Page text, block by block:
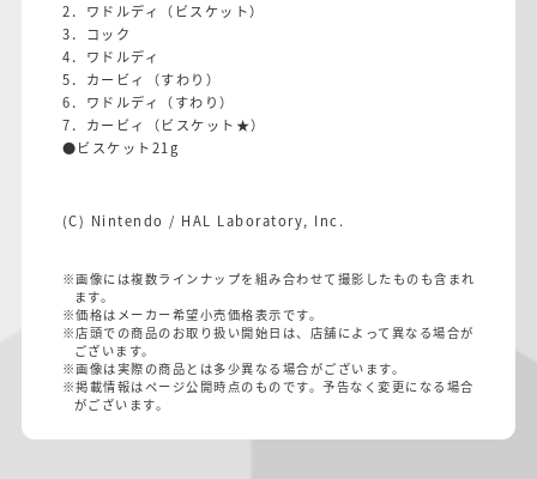
2．ワドルディ（ビスケット）
3．コック
4．ワドルディ
5．カービィ（すわり）
6．ワドルディ（すわり）
7．カービィ（ビスケット★）
●ビスケット21g
(C) Nintendo / HAL Laboratory, Inc.
※画像には複数ラインナップを組み合わせて撮影したものも含まれ
ます。
※価格はメーカー希望小売価格表示です。
※店頭での商品のお取り扱い開始日は、店舗によって異なる場合が
ございます。
※画像は実際の商品とは多少異なる場合がございます。
※掲載情報はページ公開時点のものです。予告なく変更になる場合
がございます。